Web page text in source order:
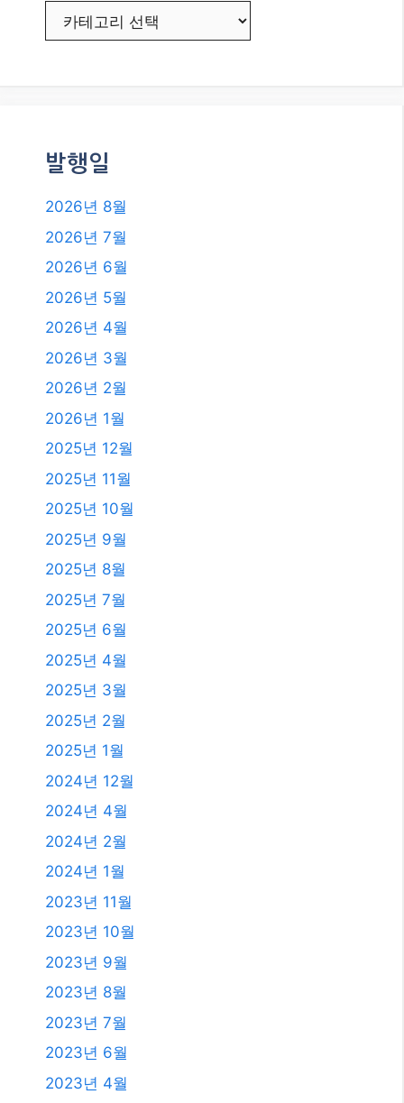
발행일
2026년 8월
2026년 7월
2026년 6월
2026년 5월
2026년 4월
2026년 3월
2026년 2월
2026년 1월
2025년 12월
2025년 11월
2025년 10월
2025년 9월
2025년 8월
2025년 7월
2025년 6월
2025년 4월
2025년 3월
2025년 2월
2025년 1월
2024년 12월
2024년 4월
2024년 2월
2024년 1월
2023년 11월
2023년 10월
2023년 9월
2023년 8월
2023년 7월
2023년 6월
2023년 4월